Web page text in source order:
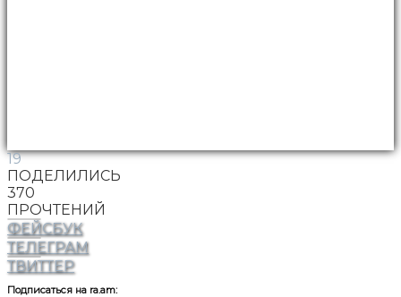
19
ПОДЕЛИЛИСЬ
370
ПРОЧТЕНИЙ
ФЕЙСБУК
ТЕЛЕГРАМ
ТВИТТЕР
Подписаться на ra.am: